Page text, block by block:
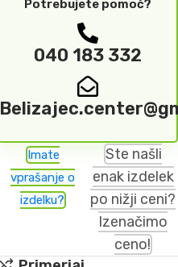
Potrebujete pomoč?
040 183 332
Imate
vprašanje o
izdelku?
Ste našli
enak izdelek
po nižji ceni?
Izenačimo
ceno!